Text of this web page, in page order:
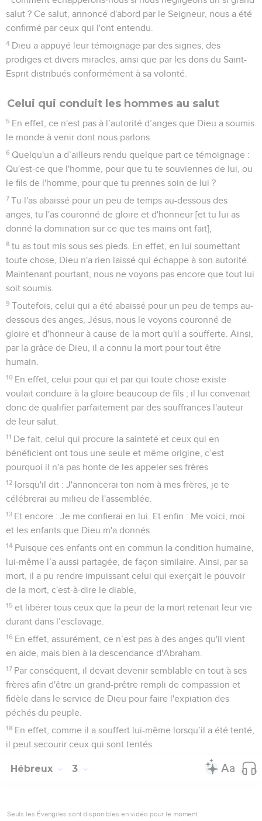
salut ? Ce salut, annoncé d'abord par le Seigneur, nous a été
confirmé par ceux qui l'ont entendu.
4 Dieu a appuyé leur témoignage par des signes, des
prodiges et divers miracles, ainsi que par les dons du Saint-
Esprit distribués conformément à sa volonté.
Celui qui conduit les hommes au salut
5 En effet, ce n'est pas à l’autorité d’anges que Dieu a soumis
le monde à venir dont nous parlons.
6 Quelqu'un a d’ailleurs rendu quelque part ce témoignage :
Qu'est-ce que l'homme, pour que tu te souviennes de lui, ou
le fils de l'homme, pour que tu prennes soin de lui ?
7 Tu l'as abaissé pour un peu de temps au-dessous des
anges, tu l'as couronné de gloire et d'honneur [et tu lui as
donné la domination sur ce que tes mains ont fait],
8 tu as tout mis sous ses pieds. En effet, en lui soumettant
toute chose, Dieu n'a rien laissé qui échappe à son autorité.
Maintenant pourtant, nous ne voyons pas encore que tout lui
soit soumis.
9 Toutefois, celui qui a été abaissé pour un peu de temps au-
dessous des anges, Jésus, nous le voyons couronné de
gloire et d'honneur à cause de la mort qu'il a soufferte. Ainsi,
par la grâce de Dieu, il a connu la mort pour tout être
humain.
10 En effet, celui pour qui et par qui toute chose existe
voulait conduire à la gloire beaucoup de fils ; il lui convenait
donc de qualifier parfaitement par des souffrances l'auteur
de leur salut.
11 De fait, celui qui procure la sainteté et ceux qui en
bénéficient ont tous une seule et même origine, c’est
pourquoi il n'a pas honte de les appeler ses frères
12 lorsqu'il dit : J'annoncerai ton nom à mes frères, je te
célébrerai au milieu de l'assemblée.
13 Et encore : Je me confierai en lui. Et enfin : Me voici, moi
et les enfants que Dieu m'a donnés.
14 Puisque ces enfants ont en commun la condition humaine,
lui-même l’a aussi partagée, de façon similaire. Ainsi, par sa
mort, il a pu rendre impuissant celui qui exerçait le pouvoir
de la mort, c'est-à-dire le diable,
15 et libérer tous ceux que la peur de la mort retenait leur vie
durant dans l’esclavage.
16 En effet, assurément, ce n’est pas à des anges qu'il vient
en aide, mais bien à la descendance d'Abraham.
17 Par conséquent, il devait devenir semblable en tout à ses
frères afin d'être un grand-prêtre rempli de compassion et
fidèle dans le service de Dieu pour faire l'expiation des
péchés du peuple.
18 En effet, comme il a souffert lui-même lorsqu’il a été tenté,
il peut secourir ceux qui sont tentés.
Hébreux 3
Seuls les Évangiles sont disponibles en vidéo pour le moment.